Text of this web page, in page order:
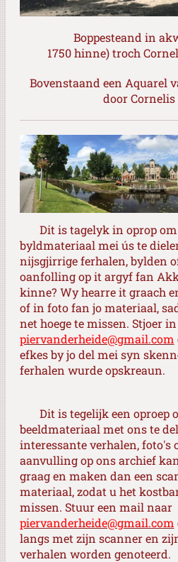
Boppesteand in
1750 hinne) troch
Bovenstaand een Aquarel
door
Dit is tagelyk in oprop om
byldmateriaal mei ús te
nijsgjirrige ferhalen, bylden
oanfolling op it argyf fan
kinne? Wy hearre it graach
of in foto fan jo materiaal,
net hoege te missen. Stjoer
piervanderheide@gmail.com
efkes by jo del mei syn
ferhalen wurde opskreaun.
Dit is tegelijk een oproep
beeldmateriaal met ons te
interessante verhalen, foto's
aanvulling op ons archief
graag en maken dan een
materiaal, zodat u het
missen. Stuur een mail naar
piervanderheide@gmail.com
langs met zijn scanner en
verhalen worden genoteerd.